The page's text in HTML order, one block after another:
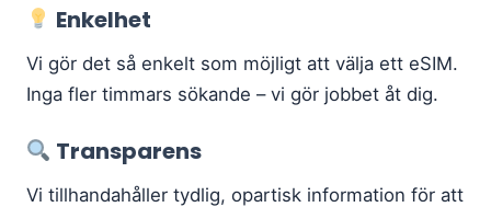
Enkelhet
Vi gör det så enkelt som möjligt att välja ett eSIM.
Inga fler timmars sökande – vi gör jobbet åt dig.
Transparens
Vi tillhandahåller tydlig, opartisk information för att